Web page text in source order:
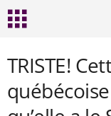
TRISTE!